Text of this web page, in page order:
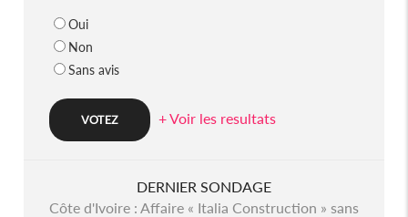
Oui
Non
Sans avis
+ Voir les resultats
DERNIER SONDAGE
Côte d'Ivoire : Affaire « Italia Construction » sans